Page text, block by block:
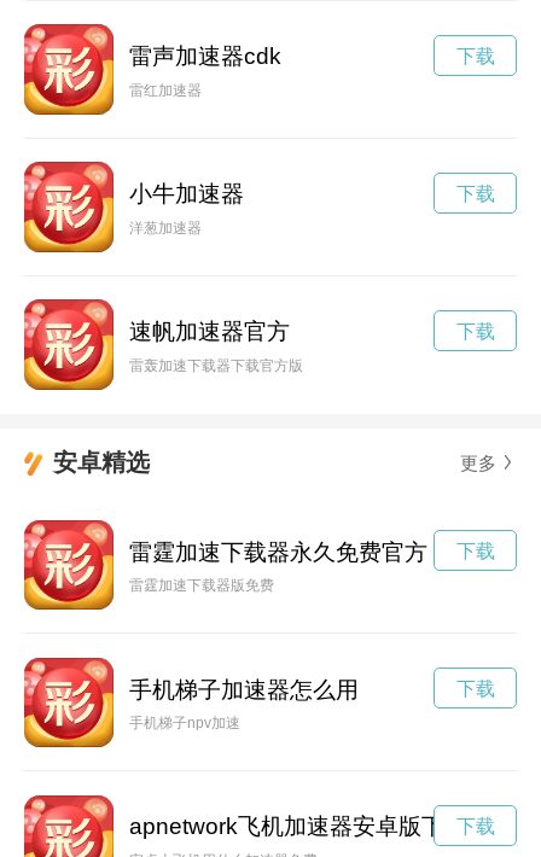
雷声加速器cdk
雷红加速器
下载
小牛加速器
洋葱加速器
下载
速帆加速器官方
雷轰加速下载器下载官方版
下载
安卓精选 更多
雷霆加速下载器永久免费官方
雷霆加速下载器版免费
下载
手机梯子加速器怎么用
手机梯子npv加速
下载
apnetwork飞机加速器安卓版下载下载